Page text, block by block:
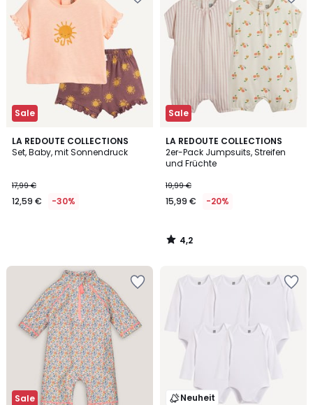
Sale
LA REDOUTE COLLECTIONS
Set, Baby, mit Sonnendruck
17,99 €
12,59 € -30%
Sale
LA REDOUTE COLLECTIONS
2er-Pack Jumpsuits, Streifen
und Früchte
19,99 €
15,99 € -20%
4,2
/ 5
4,2
/
Sale Neuheit